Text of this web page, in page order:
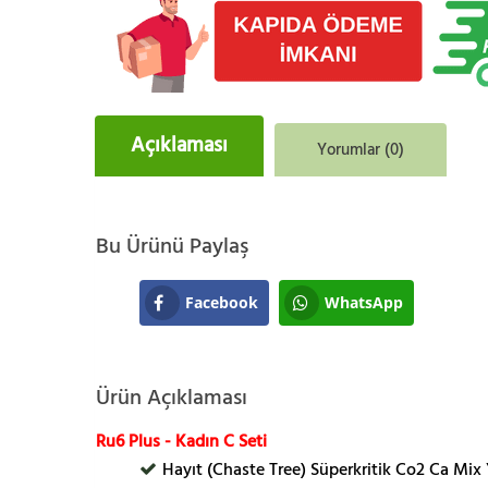
Açıklaması Yorumlar (0)
Bu Ürünü Paylaş
Facebook WhatsApp
Ürün Açıklaması
Ru6 Plus - Kadın C Seti
Hayıt (Chaste Tree) Süperkritik Co2 Ca Mix